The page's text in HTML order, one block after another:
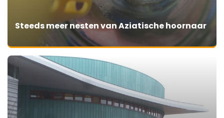
Steeds meer nesten van Aziatische hoornaar